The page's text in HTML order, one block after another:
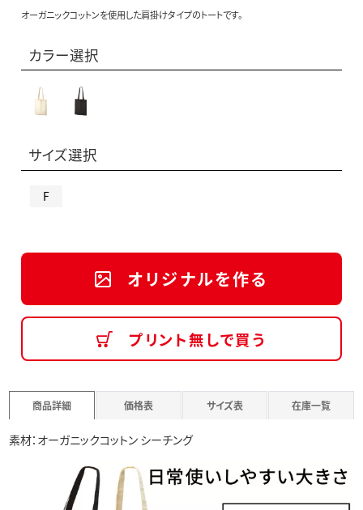
オーガニックコットンを使用した肩掛けタイプのトートです。
カラー選択
サイズ選択
F
オリジナルを作る
プリント無しで買う
商品詳細 価格表 サイズ表 在庫一覧
素材：オーガニックコットン シーチング